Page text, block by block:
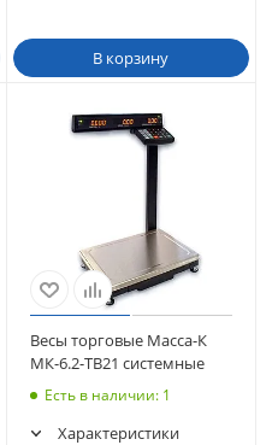
В корзину
Весы торговые Масса-К
МК-6.2-ТВ21 системные
Есть в наличии: 1
Характеристики